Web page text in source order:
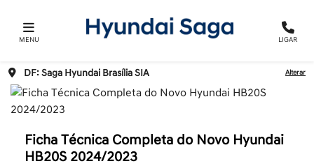
MENU LIGAR
DF: Saga Hyundai Brasília SIA Alterar
Ficha Técnica Completa do Novo Hyundai
HB20S 2024/2023